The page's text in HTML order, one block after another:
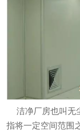
洁净厂房也叫无
指将一定空间范围